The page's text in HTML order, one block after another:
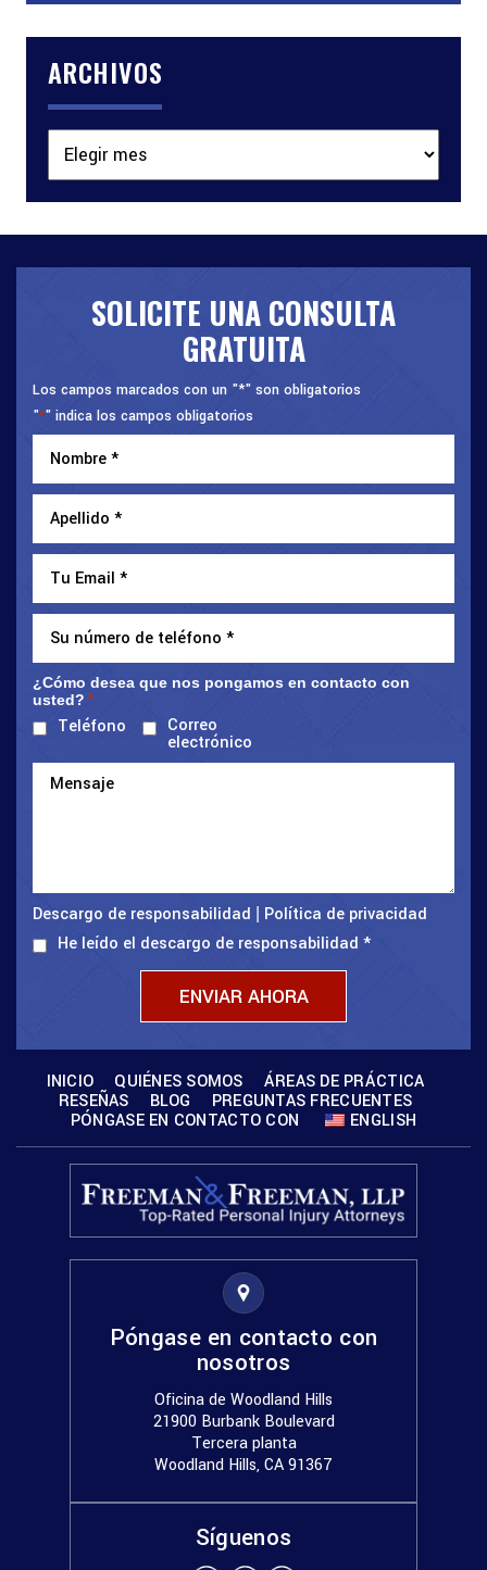
ARCHIVOS
SOLICITE UNA CONSULTA
GRATUITA
Los campos marcados con un "*" son obligatorios
"*" indica los campos obligatorios
¿Cómo desea que nos pongamos en contacto con
usted? *
Teléfono Correo
electrónico
Descargo de responsabilidad
Política de privacidad
He leído el descargo de responsabilidad *
INICIO QUIÉNES SOMOS
ÁREAS DE PRÁCTICA
RESEÑAS
BLOG
PREGUNTAS FRECUENTES
PÓNGASE EN CONTACTO CON
ENGLISH
Póngase en contacto con
nosotros
Oficina de Woodland Hills
21900 Burbank Boulevard
Tercera planta
Woodland Hills, CA 91367
Síguenos